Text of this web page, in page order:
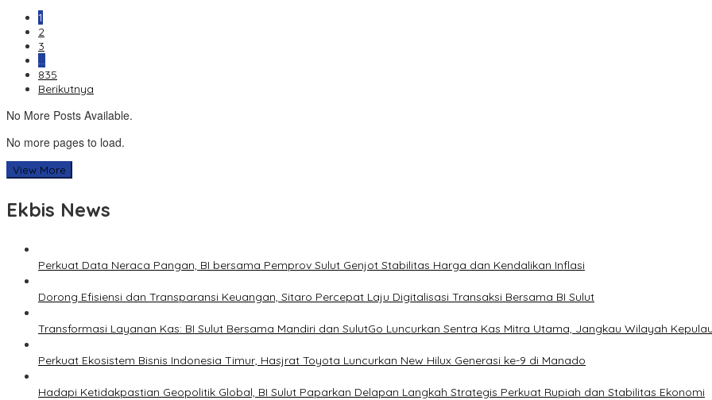
1
2
3
…
835
Berikutnya
No More Posts Available.
No more pages to load.
View More
Ekbis News
Perkuat Data Neraca Pangan, BI bersama Pemprov Sulut Genjot Stabilitas Harga dan Kendalikan Inflasi
Dorong Efisiensi dan Transparansi Keuangan, Sitaro Percepat Laju Digitalisasi Transaksi Bersama BI Sulut
Transformasi Layanan Kas: BI Sulut Bersama Mandiri dan SulutGo Luncurkan Sentra Kas Mitra Utama, Jangkau Wilayah
Perkuat Ekosistem Bisnis Indonesia Timur, Hasjrat Toyota Luncurkan New Hilux Generasi ke-9 di Manado
Hadapi Ketidakpastian Geopolitik Global, BI Sulut Paparkan Delapan Langkah Strategis Perkuat Rupiah dan Stabilitas Ekonomi